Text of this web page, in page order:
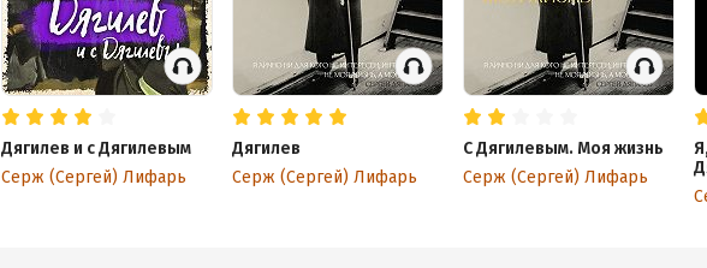
Дягилев и с Дягилевым
Серж (Сергей) Лифарь
Дягилев
Серж (Сергей) Лифарь
С Дягилевым. Моя жизнь
Серж (Сергей) Лифарь